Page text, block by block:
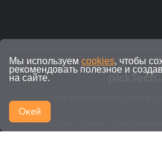
Информация на сайте носит
Мы используем cookies, чтобы
рекомендовать полезное и
на сайте.
Окей